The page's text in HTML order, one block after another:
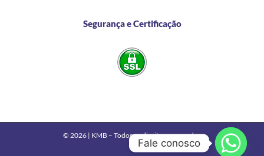
Segurança e Certificação
© 2026 | KMB – Todos os direitos reservados
Fale conosco